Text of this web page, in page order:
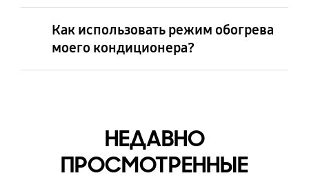
Как использовать режим обогрева
моего кондиционера?
НЕДАВНО
ПРОСМОТРЕННЫЕ